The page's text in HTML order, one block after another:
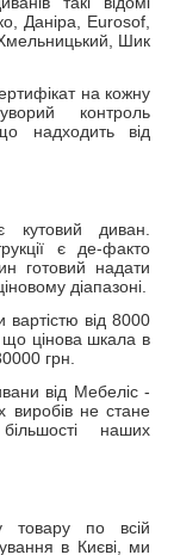
Даніра, Еurosof,
Шик
на кожну
контроль
надходить від
кутовий диван.
є де-факто
готовий надати
діапазоні.
від 8000
що цінова шкала в
грн.
від Мебеліс -
виробів не стане
наших
товару по всій
в Києві, ми